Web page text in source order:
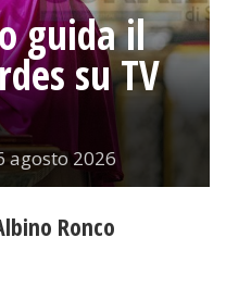
guida il
su TV
agosto 2026
Ronco